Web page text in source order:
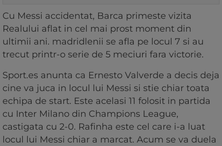
Cu Messi accidentat, Barca primeste vizita
Realului aflat in cel mai prost moment din
ultimii ani. madridlenii se afla pe locul 7 si au
trecut printr-o serie de 5 meciuri fara victorie.
Sport.es anunta ca Ernesto Valverde a decis deja
cine va juca in locul lui Messi si stie chiar toata
echipa de start. Este acelasi 11 folosit in partida
cu Inter Milano din Champions League,
castigata cu 2-0. Rafinha este cel care i-a luat
locul lui Messi chiar a marcat. Acum se va duela